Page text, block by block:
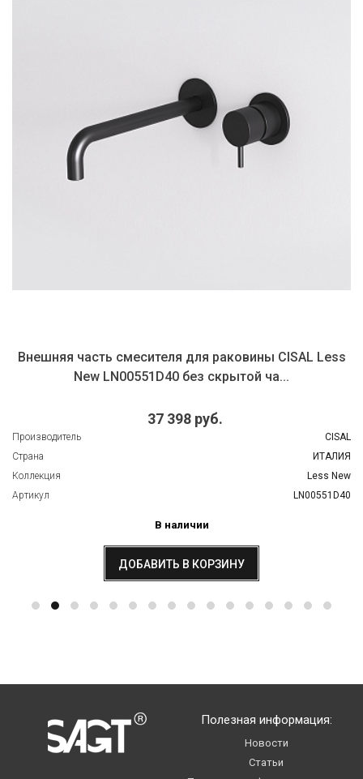
Внешняя часть смесителя для раковины CISAL Less
New LN00551D40 без скрытой ча...
37 398 руб.
Производитель
CISAL
Страна
ИТАЛИЯ
Коллекция
Less New
Артикул
LN00551D40
В наличии
ДОБАВИТЬ В КОРЗИНУ
Полезная информация:
Новости
Статьи